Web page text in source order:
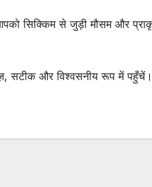
सिक्किम से जुड़ी मौसम और
सटीक और विश्वसनीय रूप में